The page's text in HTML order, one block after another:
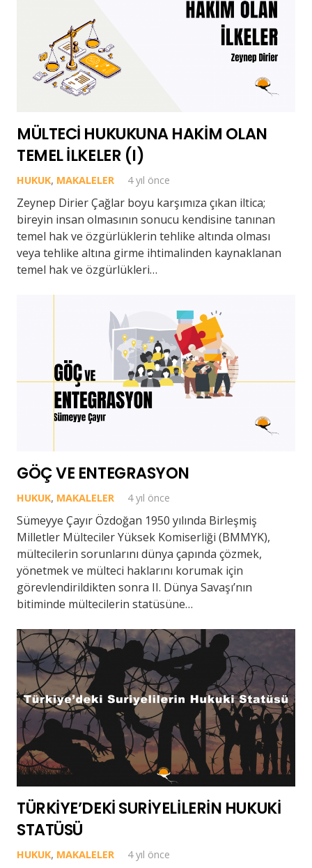
MÜLTECİ HUKUKUNA HAKİM OLAN
TEMEL İLKELER (I)
HUKUK, MAKALELER 4 yıl önce
Zeynep Dirier Çağlar boyu karşımıza çıkan iltica;
bireyin insan olmasının sonucu kendisine tanınan
temel hak ve özgürlüklerin tehlike altında olması
veya tehlike altına girme ihtimalinden kaynaklanan
temel hak ve özgürlükleri…
GÖÇ VE ENTEGRASYON
HUKUK, MAKALELER 4 yıl önce
Sümeyye Çayır Özdoğan 1950 yılında Birleşmiş
Milletler Mülteciler Yüksek Komiserliği (BMMYK),
mültecilerin sorunlarını dünya çapında çözmek,
yönetmek ve mülteci haklarını korumak için
görevlendirildikten sonra II. Dünya Savaşı’nın
bitiminde mültecilerin statüsüne…
TÜRKİYE’DEKİ SURİYELİLERİN HUKUKİ
STATÜSÜ
HUKUK, MAKALELER 4 yıl önce